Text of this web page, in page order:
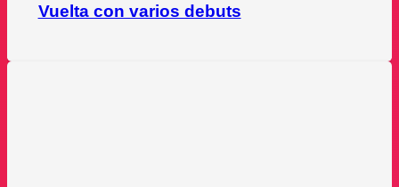
Vuelta con varios debuts